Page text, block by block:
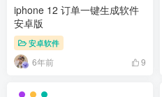
iphone 12 订单一键生成软件
安卓版
安卓软件
6年前 9